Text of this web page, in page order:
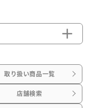
取り扱い商品一覧
店舗検索